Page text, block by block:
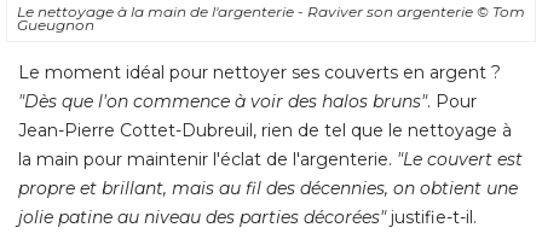
Le nettoyage à la main de l'argenterie - Raviver son argenterie © Tom
Gueugnon
Le moment idéal pour nettoyer ses couverts en argent ?
"Dès que l'on commence à voir des halos bruns". Pour
Jean-Pierre Cottet-Dubreuil, rien de tel que le nettoyage à
la main pour maintenir l'éclat de l'argenterie. "Le couvert est
propre et brillant, mais au fil des décennies, on obtient une
jolie patine au niveau des parties décorées" justifie-t-il.